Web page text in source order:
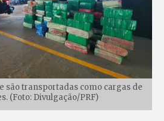
são transportadas como cargas de
(Foto: Divulgação/PRF)